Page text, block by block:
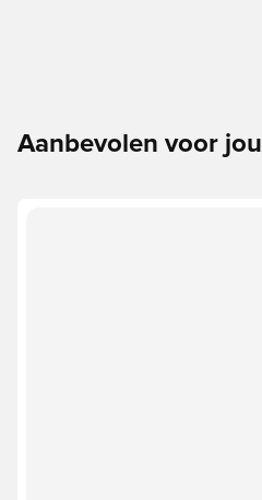
Aanbevolen voor jou